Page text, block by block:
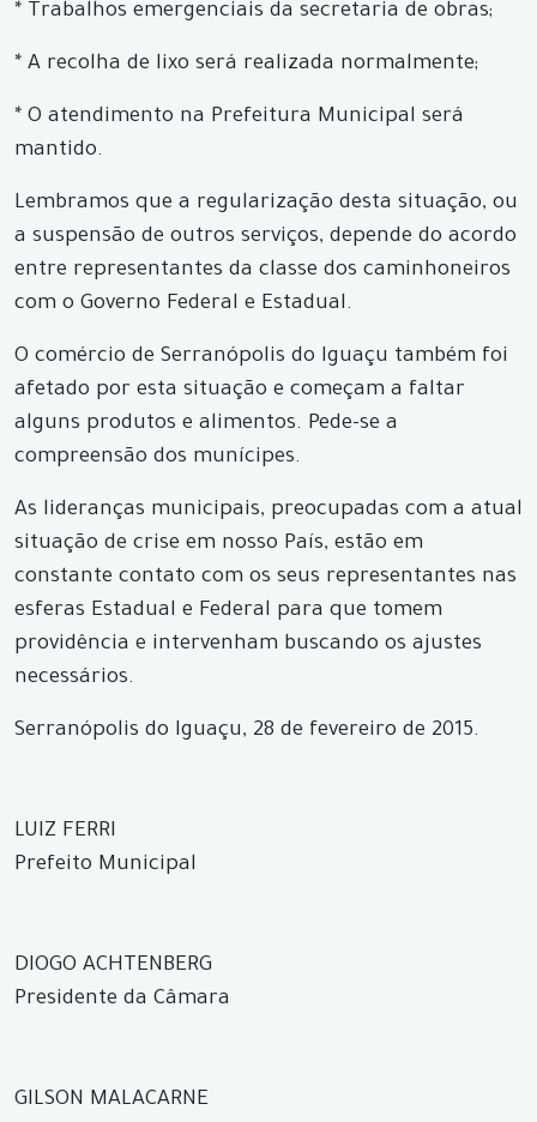
* Trabalhos emergenciais da secretaria de obras;
* A recolha de lixo será realizada normalmente;
* O atendimento na Prefeitura Municipal será
mantido.
Lembramos que a regularização desta situação, ou
a suspensão de outros serviços, depende do acordo
entre representantes da classe dos caminhoneiros
com o Governo Federal e Estadual.
O comércio de Serranópolis do Iguaçu também foi
afetado por esta situação e começam a faltar
alguns produtos e alimentos. Pede-se a
compreensão dos munícipes.
As lideranças municipais, preocupadas com a atual
situação de crise em nosso País, estão em
constante contato com os seus representantes nas
esferas Estadual e Federal para que tomem
providência e intervenham buscando os ajustes
necessários.
Serranópolis do Iguaçu, 28 de fevereiro de 2015.
LUIZ FERRI
Prefeito Municipal
DIOGO ACHTENBERG
Presidente da Câmara
GILSON MALACARNE